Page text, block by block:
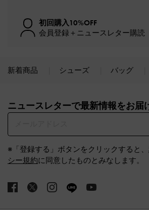
初回購入10%OFF
会員登録＋ニュースレター購読
新着商品 シューズ バッグ
ニュースレターで最新情報をお届
※「登録する」ボタンをクリックすると、
シー規約に同意したものとみなします。